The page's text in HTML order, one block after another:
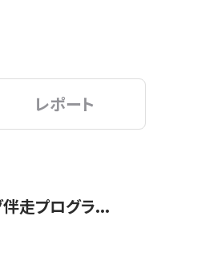
レポート
伴走プログラ...